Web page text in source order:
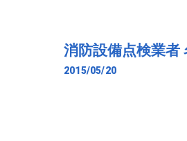
消防設備点検業者
2015/05/20